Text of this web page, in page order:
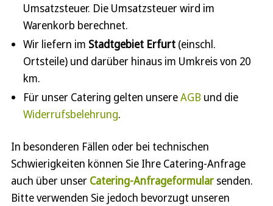
Umsatzsteuer. Die Umsatzsteuer wird im
Warenkorb berechnet.
Wir liefern im Stadtgebiet Erfurt(einschl.
Ortsteile) und darüber hinaus im Umkreis von 20
km.
Für unser Catering gelten unsereAGB und die
Widerrufsbelehrung.
In besonderen Fällen oder bei technischen
Schwierigkeiten können Sie Ihre Catering-Anfrage
auch über unser Catering-Anfrageformularsenden.
Bitte verwenden Sie jedoch bevorzugt unseren